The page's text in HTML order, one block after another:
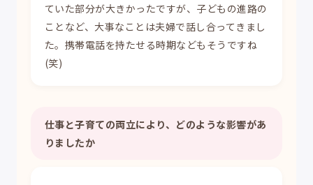
ていた部分が大きかったですが、子どもの進路の
ことなど、大事なことは夫婦で話し合ってきまし
た。携帯電話を持たせる時期などもそうですね
(笑)
仕事と子育ての両立により、どのような影響があ
りましたか